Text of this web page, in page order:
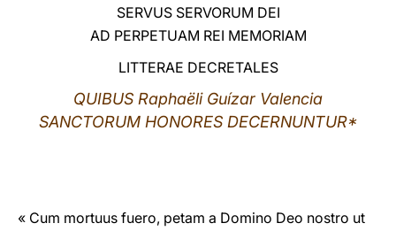
LATINE
SERVUS SERVORUM DEI
AD PERPETUAM REI MEMORIAM
LITTERAE DECRETALES
QUIBUS Raphaëli Guízar Valencia
SANCTORUM HONORES DECERNUNTUR*
« Cum mortuus fuero, petam a Domino Deo nostro ut